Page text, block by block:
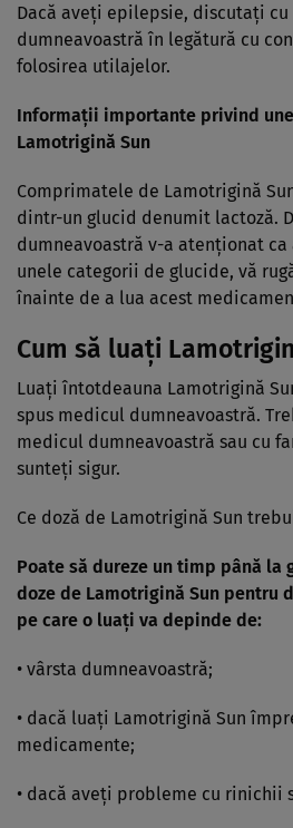
Dacă aveţi epilepsie, discutaţi
dumneavoastră în legătură cu
folosirea utilajelor.
Informaţii importante privind
Lamotrigină Sun
Comprimatele de Lamotrigină
dintr-un glucid denumit lactoză.
dumneavoastră v-a atenţionat
unele categorii de glucide, vă
înainte de a lua acest
Cum să luaţi
Luaţi întotdeauna Lamotrigină
spus medicul dumneavoastră.
medicul dumneavoastră sau cu
sunteţi sigur.
Ce doză de Lamotrigină Sun
Poate să dureze un timp până la
doze de Lamotrigină Sun pentru
pe care o luaţi va depinde de:
• vârsta dumneavoastră;
• dacă luaţi Lamotrigină Sun
medicamente;
• dacă aveţi probleme cu rinichii